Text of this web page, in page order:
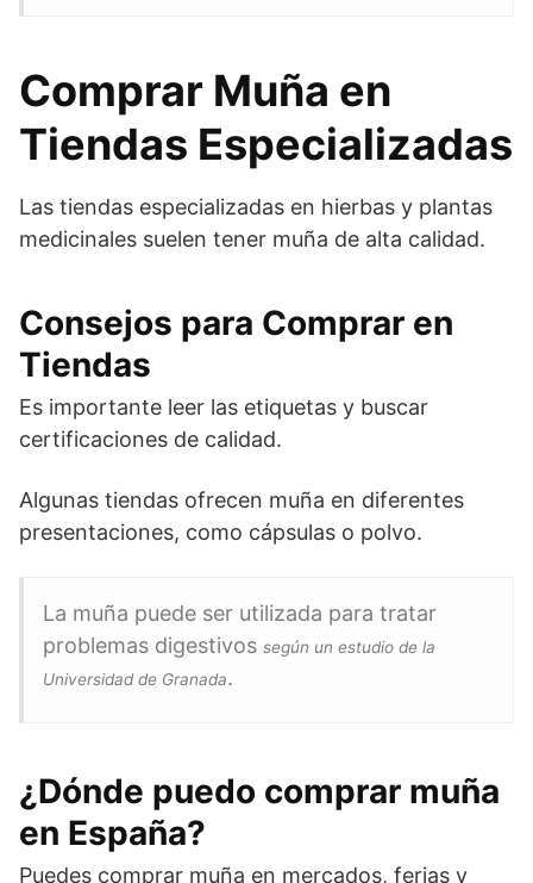
Comprar Muña en
Tiendas Especializadas
Las tiendas especializadas en hierbas y plantas
medicinales suelen tener muña de alta calidad.
Consejos para Comprar en
Tiendas
Es importante leer las etiquetas y buscar
certificaciones de calidad.
Algunas tiendas ofrecen muña en diferentes
presentaciones, como cápsulas o polvo.
La muña puede ser utilizada para tratar
problemas digestivos según un estudio de la
Universidad de Granada.
¿Dónde puedo comprar muña
en España?
Puedes comprar muña en mercados, ferias y